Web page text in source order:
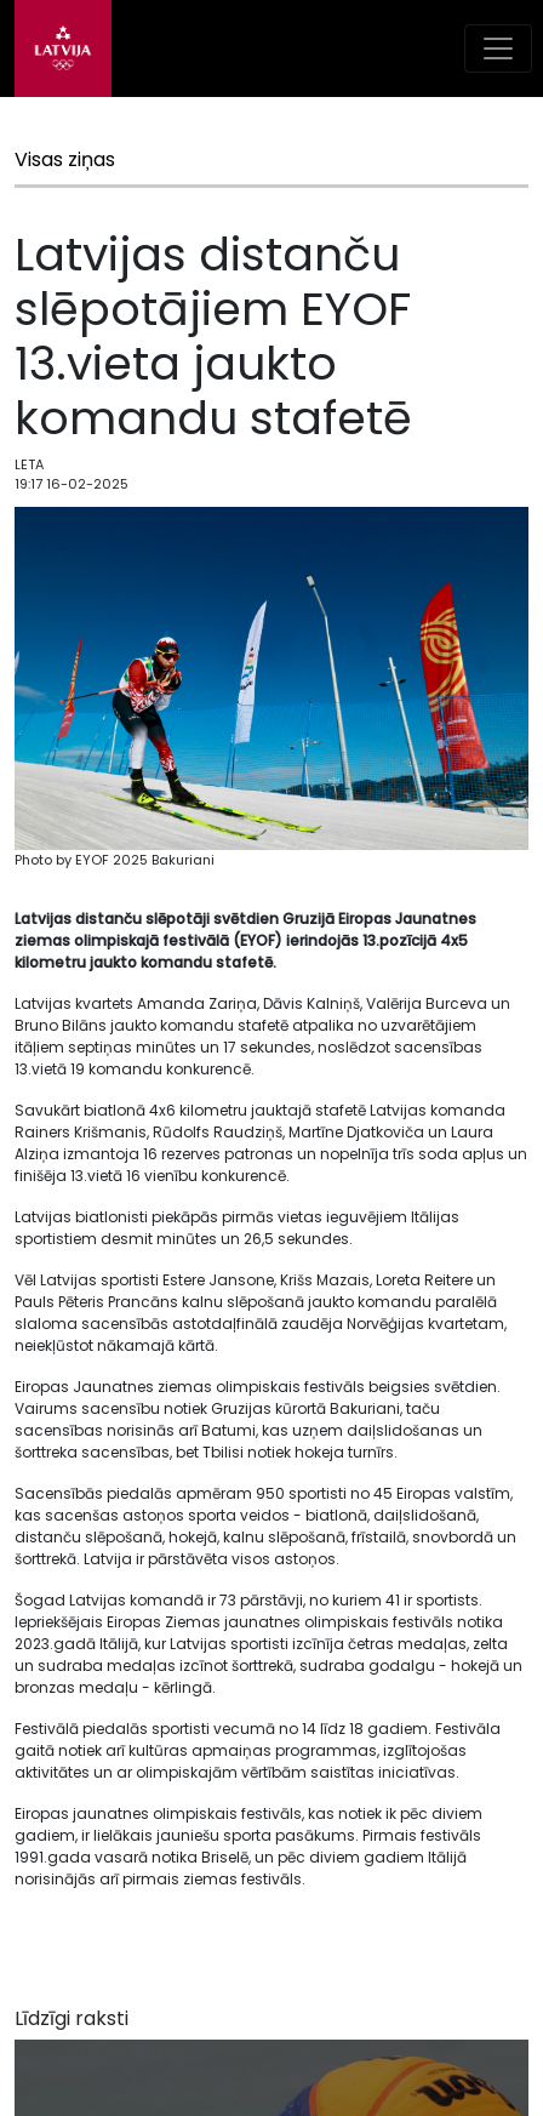
Visas ziņas
Latvijas distanču
slēpotājiem EYOF
13.vieta jaukto
komandu stafetē
LETA
19:17 16-02-2025
Photo by EYOF 2025 Bakuriani
Latvijas distanču slēpotāji svētdien Gruzijā Eiropas Jaunatnes
ziemas olimpiskajā festivālā (EYOF) ierindojās 13.pozīcijā 4x5
kilometru jaukto komandu stafetē.
Latvijas kvartets Amanda Zariņa, Dāvis Kalniņš, Valērija Burceva un
Bruno Bilāns jaukto komandu stafetē atpalika no uzvarētājiem
itāļiem septiņas minūtes un 17 sekundes, noslēdzot sacensības
13.vietā 19 komandu konkurencē.
Savukārt biatlonā 4x6 kilometru jauktajā stafetē Latvijas komanda
Rainers Krišmanis, Rūdolfs Raudziņš, Martīne Djatkoviča un Laura
Alziņa izmantoja 16 rezerves patronas un nopelnīja trīs soda apļus un
finišēja 13.vietā 16 vienību konkurencē.
Latvijas biatlonisti piekāpās pirmās vietas ieguvējiem Itālijas
sportistiem desmit minūtes un 26,5 sekundes.
Vēl Latvijas sportisti Estere Jansone, Krišs Mazais, Loreta Reitere un
Pauls Pēteris Prancāns kalnu slēpošanā jaukto komandu paralēlā
slaloma sacensībās astotdaļfinālā zaudēja Norvēģijas kvartetam,
neiekļūstot nākamajā kārtā.
Eiropas Jaunatnes ziemas olimpiskais festivāls beigsies svētdien.
Vairums sacensību notiek Gruzijas kūrortā Bakuriani, taču
sacensības norisinās arī Batumi, kas uzņem daiļslidošanas un
šorttreka sacensības, bet Tbilisi notiek hokeja turnīrs.
Sacensībās piedalās apmēram 950 sportisti no 45 Eiropas valstīm,
kas sacenšas astoņos sporta veidos - biatlonā, daiļslidošanā,
distanču slēpošanā, hokejā, kalnu slēpošanā, frīstailā, snovbordā un
šorttrekā. Latvija ir pārstāvēta visos astoņos.
Šogad Latvijas komandā ir 73 pārstāvji, no kuriem 41 ir sportists.
Iepriekšējais Eiropas Ziemas jaunatnes olimpiskais festivāls notika
2023.gadā Itālijā, kur Latvijas sportisti izcīnīja četras medaļas, zelta
un sudraba medaļas izcīnot šorttrekā, sudraba godalgu - hokejā un
bronzas medaļu - kērlingā.
Festivālā piedalās sportisti vecumā no 14 līdz 18 gadiem. Festivāla
gaitā notiek arī kultūras apmaiņas programmas, izglītojošas
aktivitātes un ar olimpiskajām vērtībām saistītas iniciatīvas.
Eiropas jaunatnes olimpiskais festivāls, kas notiek ik pēc diviem
gadiem, ir lielākais jauniešu sporta pasākums. Pirmais festivāls
1991.gada vasarā notika Briselē, un pēc diviem gadiem Itālijā
norisinājās arī pirmais ziemas festivāls.
Līdzīgi raksti